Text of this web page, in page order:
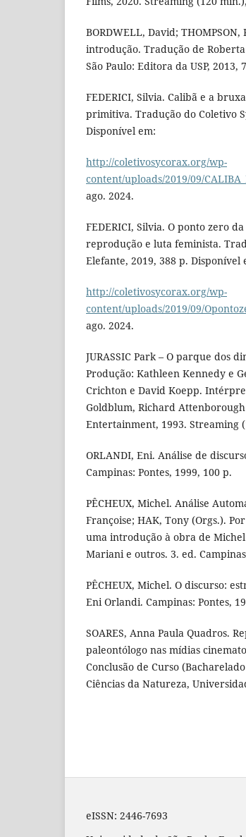
BORDWELL, David;
introdução. Tradução de
São Paulo: Editora da USP, 2013,
FEDERICI, Silvia. Calibã e a
primitiva. Tradução do Coletivo
Disponível em:
http://coletivosycorax.org/wp-
content/uploads/2019/09/
ago. 2024.
FEDERICI, Silvia. O ponto zero
reprodução e luta feminista.
Elefante, 2019, 388 p. Disponível
http://coletivosycorax.org/wp-
content/uploads/2019/09/
ago. 2024.
JURASSIC Park – O parque dos
Produção: Kathleen Kennedy e
Crichton e David Koepp.
Goldblum, Richard
Entertainment, 1993. Streaming
ORLANDI, Eni. Análise de
Campinas: Pontes, 1999, 100 p.
PÊCHEUX, Michel. Análise
Françoise; HAK, Tony (Orgs.).
uma introdução à obra de
Mariani e outros. 3. ed.
PÊCHEUX, Michel. O discurso:
Eni Orlandi. Campinas: Pontes,
SOARES, Anna Paula Quadros.
paleontólogo nas mídias
Conclusão de Curso
Ciências da Natureza,
eISSN: 2446-7693